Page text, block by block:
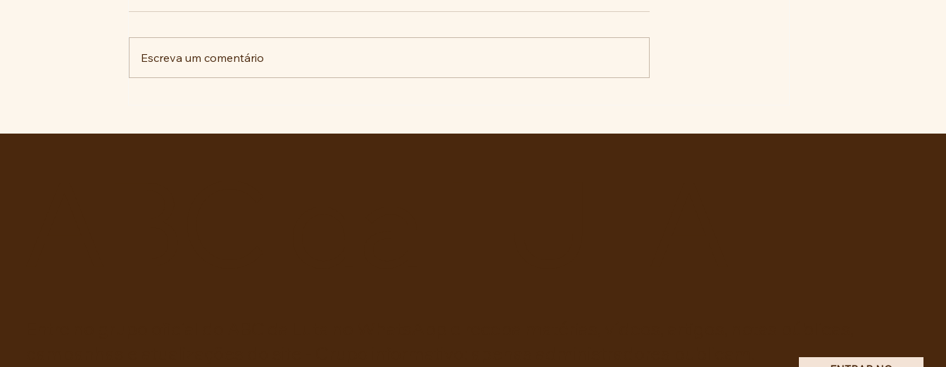
reparo antifascista às
ampliação de vagas
intimidação?
Escreva um comentário